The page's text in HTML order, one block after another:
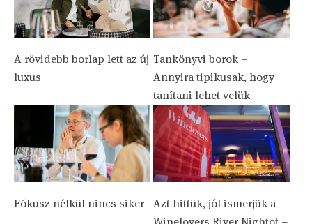
A rövidebb borlap lett az új
luxus
Tankönyvi borok –
Annyira tipikusak, hogy
tanítani lehet velük
Fókusz nélkül nincs siker
Azt hittük, jól ismerjük a